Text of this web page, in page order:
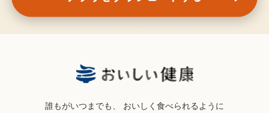
誰もがいつまでも、 おいしく食べられるように